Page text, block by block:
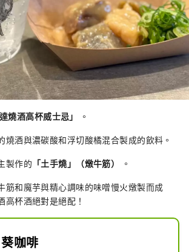
達燒酒高杯威士忌」
。
燒酒與濃碳酸和浮切酸橘混合製成的飲料。
製作的 「土手燒」（燉牛筋）
。
筋和魔芋與精心調味的味噌慢火燉製而成
高杯酒絕對是絕配！
葵咖啡